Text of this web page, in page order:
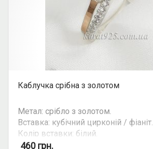
Каблучка срібна з золотом
Метал: срібло з золотом.
Вставка: кубічний цирконій / фіаніт.
Колір вставки: білий.
Можливість комплекту: так.
460 грн.